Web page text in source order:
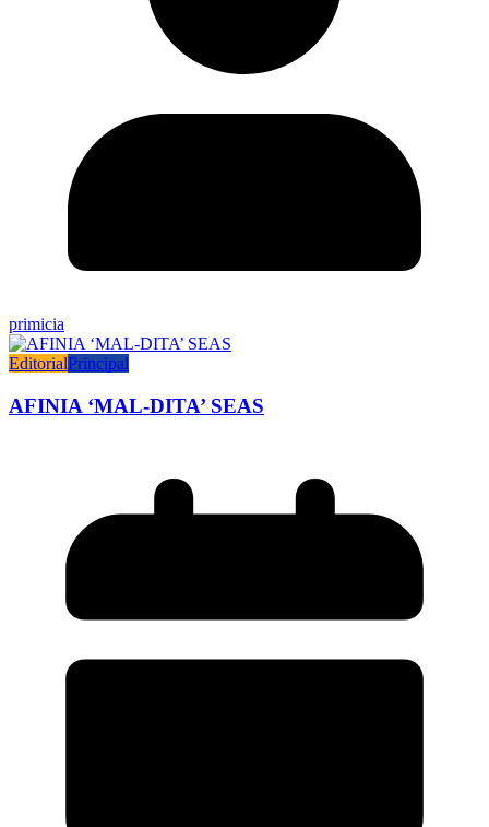
primicia
EditorialPrincipal
AFINIA ‘MAL-DITA’ SEAS